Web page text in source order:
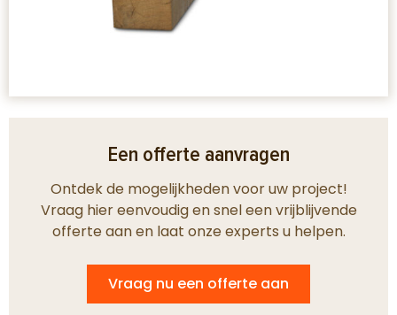
Een offerte aanvragen
Ontdek de mogelijkheden voor uw project!
Vraag hier eenvoudig en snel een vrijblijvende
offerte aan en laat onze experts u helpen.
Vraag nu een offerte aan